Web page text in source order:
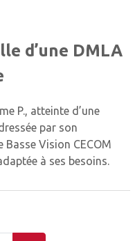
d’une DMLA
P., atteinte d’une
par son
Vision CECOM
à ses besoins.